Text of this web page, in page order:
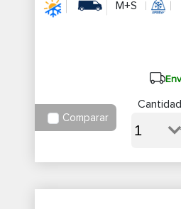
M+S
Comparar